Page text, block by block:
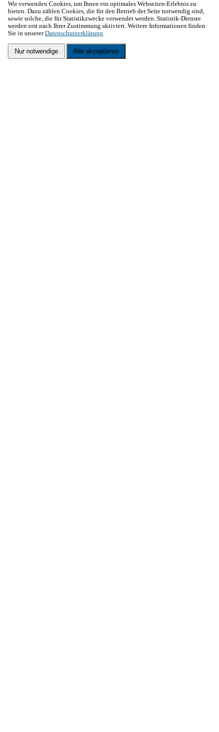
Wir verwenden Cookies, um Ihnen ein optimales Webseiten-Erlebnis zu
bieten. Dazu zählen Cookies, die für den Betrieb der Seite notwendig sind,
sowie solche, die für Statistikzwecke verwendet werden. Statistik-Dienste
werden erst nach Ihrer Zustimmung aktiviert. Weitere Informationen finden
Sie in unsererDatenschutzerklärung.
Nur notwendige Alle akzeptieren